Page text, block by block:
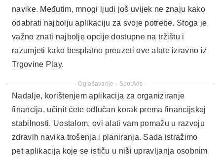
navike. Međutim, mnogi ljudi još uvijek ne znaju kako
odabrati najbolju aplikaciju za svoje potrebe. Stoga je
važno znati najbolje opcije dostupne na tržištu i
razumjeti kako besplatno preuzeti ove alate izravno iz
Trgovine Play.
Oglašavanje - SpotAds
Nadalje, korištenjem aplikacija za organiziranje
financija, učinit ćete odlučan korak prema financijskoj
stabilnosti. Uostalom, ovi alati vam pomažu u razvoju
zdravih navika trošenja i planiranja. Sada istražimo
pet aplikacija koje se ističu u niši upravljanja osobnim